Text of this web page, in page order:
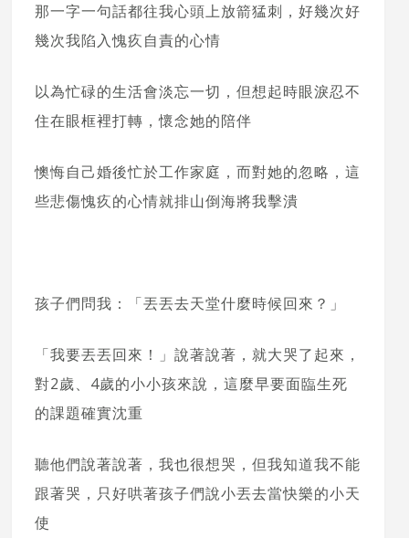
那一字一句話都往我心頭上放箭猛刺，好幾次好
幾次我陷入愧疚自責的心情
以為忙碌的生活會淡忘一切，但想起時眼淚忍不
住在眼框裡打轉，懷念她的陪伴
懊悔自己婚後忙於工作家庭，而對她的忽略，這
些悲傷愧疚的心情就排山倒海將我擊潰
孩子們問我：「丟丟去天堂什麼時候回來？」
「我要丟丟回來！」說著說著，就大哭了起來，
對2歲、4歲的小小孩來說，這麼早要面臨生死
的課題確實沈重
聽他們說著說著，我也很想哭，但我知道我不能
跟著哭，只好哄著孩子們說小丟去當快樂的小天
使